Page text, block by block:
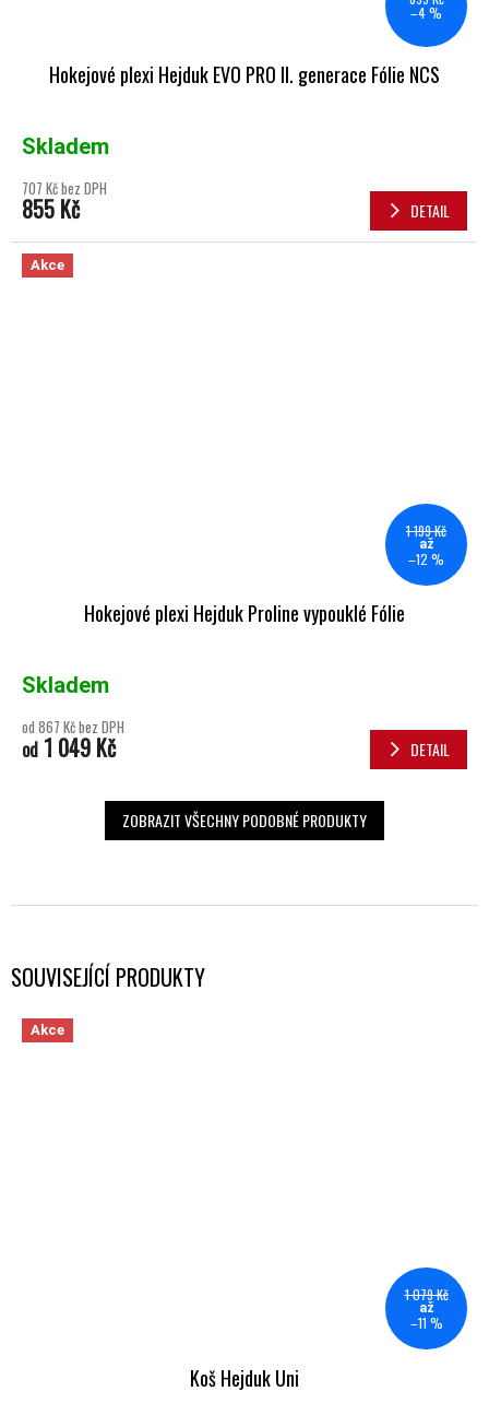
SOUVISEJÍCÍ PRODUKTY
Akce
1 079 Kč
až
–11 %
Koš Hejduk Uni
–4 %
Hokejové plexi Hejduk EVO PRO II. generace Fólie NCS
Skladem
707 Kč bez DPH
855 Kč DETAIL
Akce
1 199 Kč
až
–12 %
Hokejové plexi Hejduk Proline vypouklé Fólie
Skladem
od 867 Kč bez DPH
od 1 049 Kč DETAIL
ZOBRAZIT VŠECHNY PODOBNÉ PRODUKTY